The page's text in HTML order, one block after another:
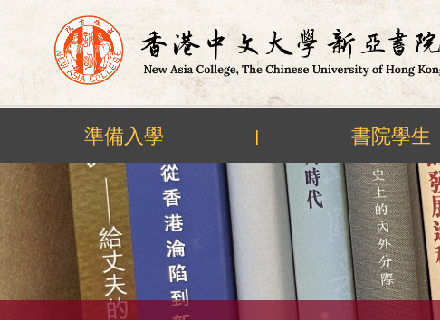
Skip
to
content
準備入學 | 書院學生